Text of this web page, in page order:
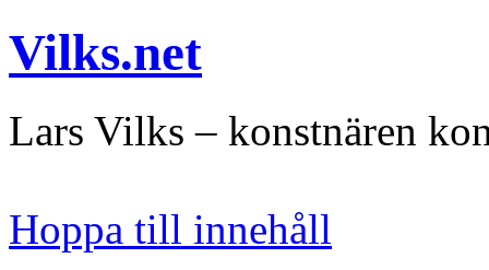
Vilks.net
Lars Vilks – konstnären
Hoppa till innehåll